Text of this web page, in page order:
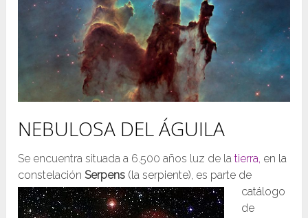
NEBULOSA DEL ÁGUILA
Se encuentra situada a 6.500 años luz de latierra, en la
constelaciónSerpens (la serpiente), es parte de
catálogo
de